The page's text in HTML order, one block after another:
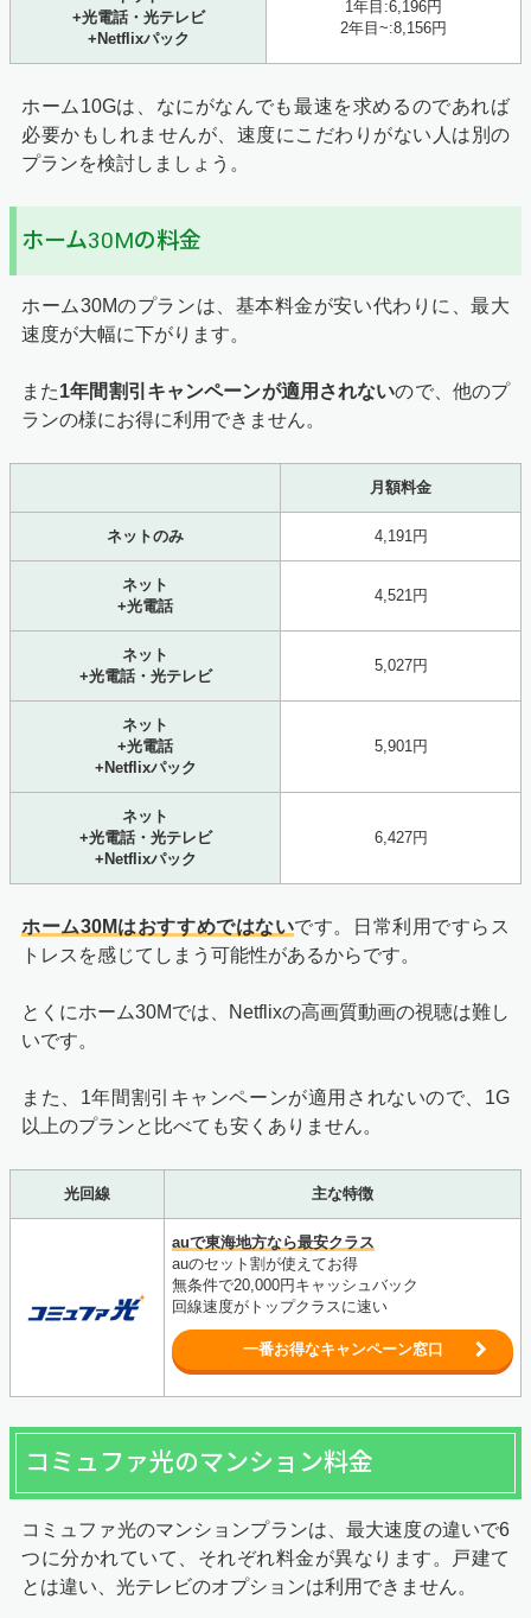
+光電話・光テレビ
+Netflixパック
1年目:6,196円
2年目~:8,156円
ホーム10Gは、なにがなんでも最速を求めるのであれば
必要かもしれませんが、速度にこだわりがない人は別の
プランを検討しましょう。
ホーム30Mの料金
ホーム30Mのプランは、基本料金が安い代わりに、最大
速度が大幅に下がります。
また1年間割引キャンペーンが適用されないので、他のプ
ランの様にお得に利用できません。
月額料金
ネットのみ 4,191円
ネット
+光電話
4,521円
ネット
+光電話・光テレビ
5,027円
ネット
+光電話
+Netflixパック
5,901円
ネット
+光電話・光テレビ
+Netflixパック
6,427円
ホーム30Mはおすすめではないです。日常利用ですらス
トレスを感じてしまう可能性があるからです。
とくにホーム30Mでは、Netflixの高画質動画の視聴は難し
いです。
また、 1年間割引キャンペーンが適用されないので、1G
以上のプランと比べても安くありません。
光回線 主な特徴
auで東海地方なら最安クラス
auのセット割が使えてお得
無条件で20,000円キャッシュバック
回線速度がトップクラスに速い
一番お得なキャンペーン窓口
コミュファ光のマンション料金
コミュファ光のマンションプランは、最大速度の違いで6
つに分かれていて、それぞれ料金が異なります。戸建て
とは違い、光テレビのオプションは利用できません。